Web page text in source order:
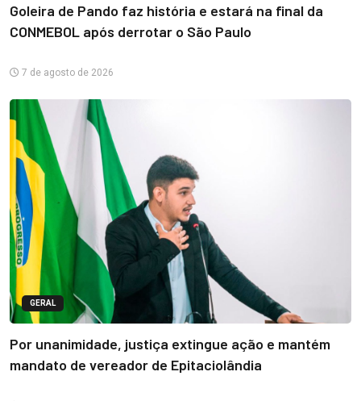
Goleira de Pando faz história e estará na final da
CONMEBOL após derrotar o São Paulo
7 de agosto de 2026
GERAL
Por unanimidade, justiça extingue ação e mantém
mandato de vereador de Epitaciolândia